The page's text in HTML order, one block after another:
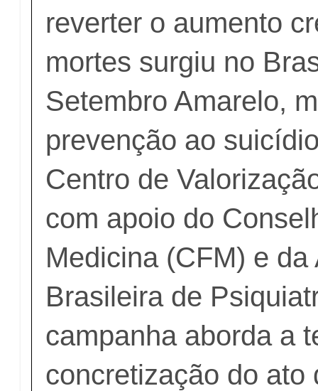
reverter o aumento
mortes surgiu no
Setembro Amarelo,
prevenção ao
Centro de
com apoio do
Medicina (CFM) e
Brasileira de
campanha aborda a
concretização do ato